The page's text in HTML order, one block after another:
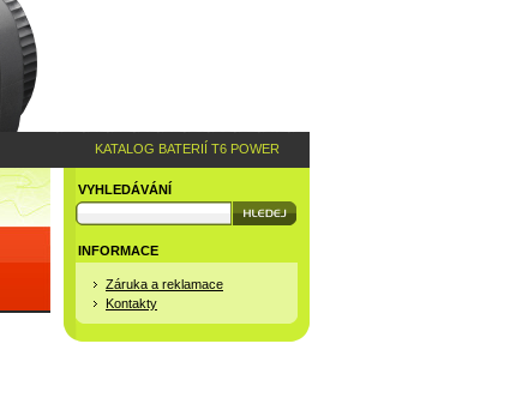
VYHLEDÁVÁNÍ
INFORMACE
Záruka a reklamace
Kontakty
KATALOG BATERIÍ T6 POWER